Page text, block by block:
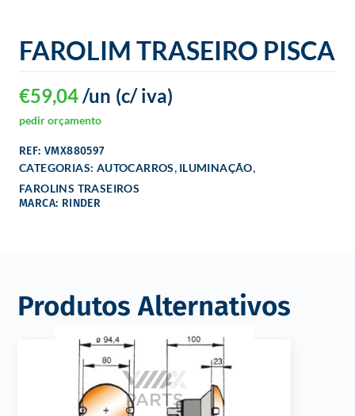
FAROLIM TRASEIRO PISCA
€59,04 (c/ iva)
/un
pedir orçamento
REF: VMX880597
CATEGORIAS: AUTOCARROS, ILUMINAÇÃO,
FAROLINS TRASEIROS
MARCA: RINDER
Produtos Alternativos